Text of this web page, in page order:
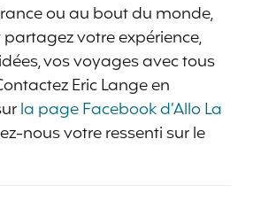
ou au bout du monde,
votre expérience,
vos voyages avec tous
Eric Lange en
la page Facebook d’Allo La
nous votre ressenti sur le